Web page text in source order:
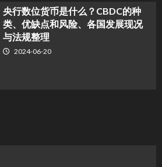
央行数位货币是什么？CBDC的种
类、优缺点和风险、各国发展现况
与法规整理
2024-06-20